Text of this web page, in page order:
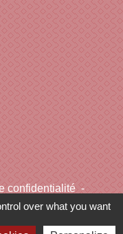
confidentialité -
des cookies
over what you want